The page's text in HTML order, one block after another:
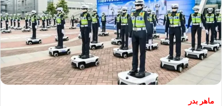
ماهر بدر